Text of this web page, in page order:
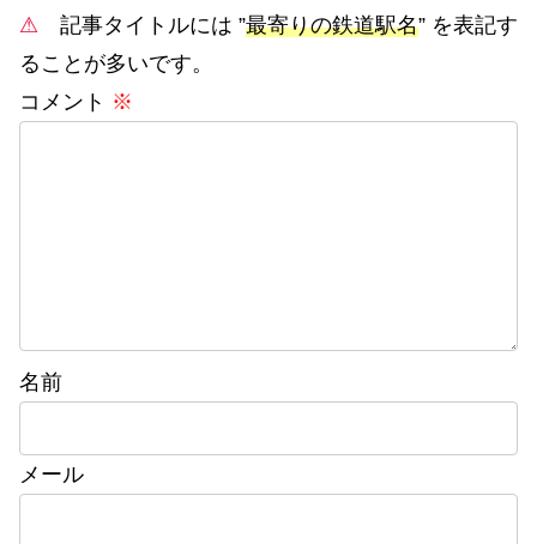
⚠ 記事タイトルには ”最寄りの鉄道駅名” を表記す
ることが多いです。
コメント ※
名前
メール